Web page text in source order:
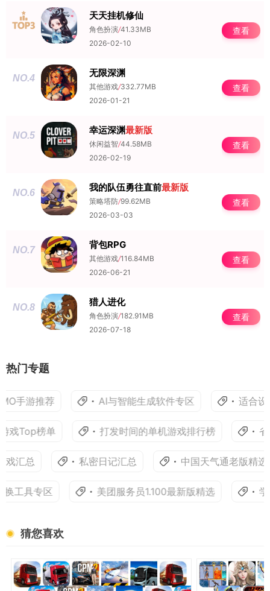
NO.3 天天挂机修仙
角色扮演/41.33MB
2026-02-10
查看
NO.4 无限深渊
其他游戏/332.77MB
2026-01-21
查看
NO.5 幸运深渊最新版
休闲益智/44.58MB
2026-02-19
查看
NO.6 我的队伍勇往直前最新版
策略塔防/99.62MB
2026-03-03
查看
NO.7 背包RPG
其他游戏/116.84MB
2026-06-21
查看
NO.8 猎人进化
角色扮演/182.91MB
2026-07-18
查看
热门专题
手游推荐 AI与智能生成软件专区 适合设
戏Top榜单 打发时间的单机游戏排行榜 省
汇总 私密日记汇总 中国天气通老版精选
工具专区 美团服务员1.100最新版精选 学
猜您喜欢